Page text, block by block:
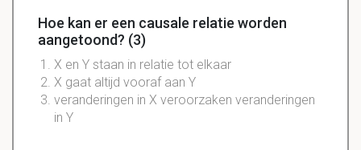
Hoe kan er een causale relatie worden
aangetoond? (3)
X en Y staan in relatie tot elkaar
X gaat altijd vooraf aan Y
veranderingen in X veroorzaken veranderingen
in Y